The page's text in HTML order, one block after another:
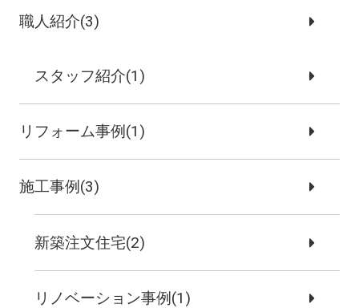
職人紹介(3)
スタッフ紹介(1)
リフォーム事例(1)
施工事例(3)
新築注文住宅(2)
リノベーション事例(1)